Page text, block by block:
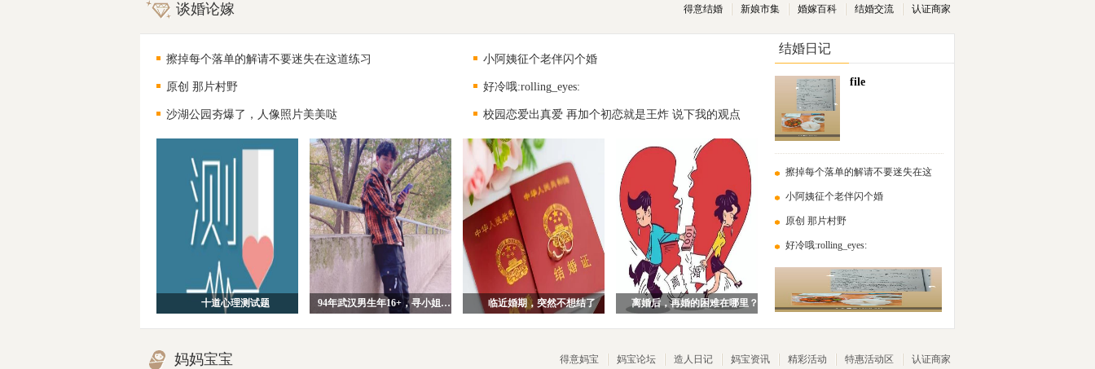
谈婚论嫁 得意结婚 新娘市集 婚嫁百科 结婚交流 认证商家
擦掉每个落单的解请不要迷失在这道练习 小阿姨征个老伴闪个婚
原创 那片村野 好冷哦:rolling_eyes:
沙湖公园夯爆了，人像照片美美哒 校园恋爱出真爱 再加个初恋就是王炸 说下我的观点
十道心理测试题 94年武汉男生年16+，寻小姐姐一枚！ 临近婚期，突然不想结了 离婚后，再婚的困难在哪里？
结婚日记
file
擦掉每个落单的解请不要迷失在这
小阿姨征个老伴闪个婚
原创 那片村野
好冷哦:rolling_eyes:
妈妈宝宝 得意妈宝 妈宝论坛 造人日记 妈宝资讯 精彩活动 特惠活动区 认证商家